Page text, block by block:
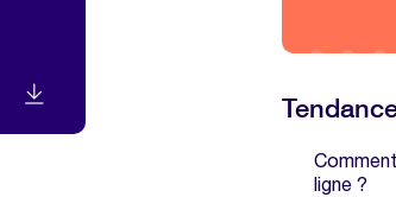
ligne ?